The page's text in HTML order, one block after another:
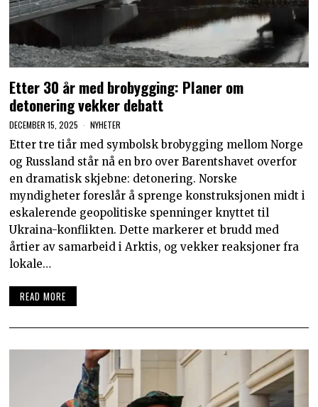
Etter 30 år med brobygging: Planer om
detonering vekker debatt
DECEMBER 15, 2025 NYHETER
Etter tre tiår med symbolsk brobygging mellom Norge
og Russland står nå en bro over Barentshavet overfor
en dramatisk skjebne: detonering. Norske
myndigheter foreslår å sprenge konstruksjonen midt i
eskalerende geopolitiske spenninger knyttet til
Ukraina-konflikten. Dette markerer et brudd med
årtier av samarbeid i Arktis, og vekker reaksjoner fra
lokale…
READ MORE